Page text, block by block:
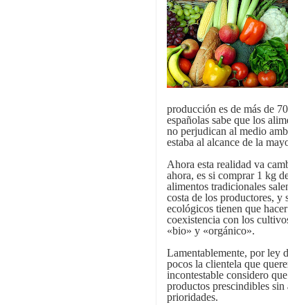
producción es de más de
españolas sabe que los
no perjudican al medio
estaba al alcance de la
Ahora esta realidad va
ahora, es si comprar 1 kg
alimentos tradicionales
costa de los productores, y
ecológicos tienen que
coexistencia con los
«bio» y «orgánico».
Lamentablemente, por ley
pocos la clientela que
incontestable considero
productos prescindibles
prioridades.